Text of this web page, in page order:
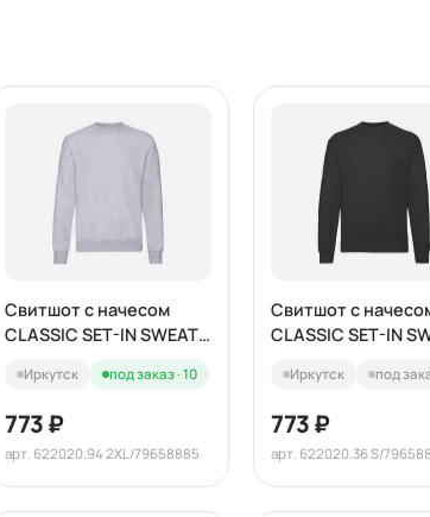
Свитшот с начесом
CLASSIC SET-IN SWEAT
Иркутск под заказ · 10
773 ₽
арт. 622020.94 2XL/79658885
Свитшот с
CLASSIC SET-IN
Иркутск под
773 ₽
арт. 622020.36 S/